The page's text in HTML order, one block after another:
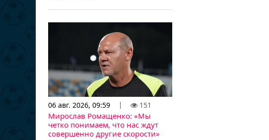
06 авг. 2026, 09:59 151
Мирослав Ромащенко: «Мы
четко понимаем, что нас ждут
совершенно другие скорости»